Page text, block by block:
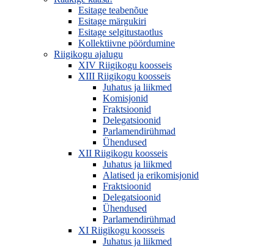
Esitage teabenõue
Esitage märgukiri
Esitage selgitustaotlus
Kollektiivne pöördumine
Riigikogu ajalugu
XIV Riigikogu koosseis
XIII Riigikogu koosseis
Juhatus ja liikmed
Komisjonid
Fraktsioonid
Delegatsioonid
Parlamendirühmad
Ühendused
XII Riigikogu koosseis
Juhatus ja liikmed
Alatised ja erikomisjonid
Fraktsioonid
Delegatsioonid
Ühendused
Parlamendirühmad
XI Riigikogu koosseis
Juhatus ja liikmed